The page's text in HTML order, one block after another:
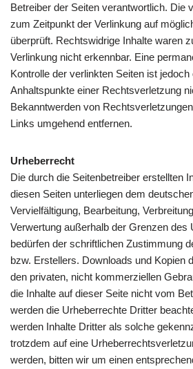
Betreiber der Seiten verantwortlich. Die
zum Zeitpunkt der Verlinkung auf
überprüft. Rechtswidrige Inhalte waren
Verlinkung nicht erkennbar. Eine
Kontrolle der verlinkten Seiten ist
Anhaltspunkte einer Rechtsverletzung
Bekanntwerden von
Links umgehend entfernen.
Urheberrecht
Die durch die Seitenbetreiber erstellten
diesen Seiten unterliegen dem
Vervielfältigung, Bearbeitung,
Verwertung außerhalb der Grenzen des
bedürfen der schriftlichen Zustimmung
bzw. Erstellers. Downloads und Kopien
den privaten, nicht kommerziellen
die Inhalte auf dieser Seite nicht vom
werden die Urheberrechte Dritter
werden Inhalte Dritter als solche
trotzdem auf eine
werden, bitten wir um einen